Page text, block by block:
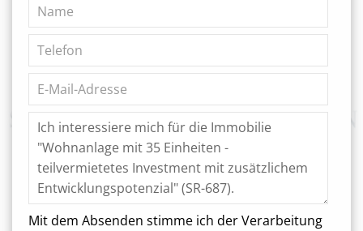
Mit dem Absenden stimme ich der Verarbeitung